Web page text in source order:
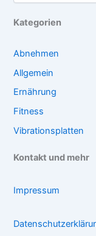
Kategorien
Abnehmen
Allgemein
Ernährung
Fitness
Vibrationsplatten
Kontakt und mehr
Impressum